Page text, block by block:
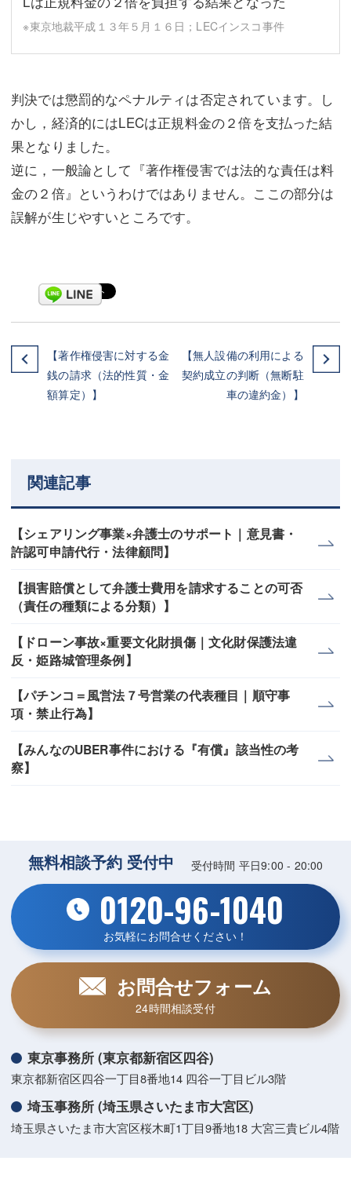
※東京地裁平成１３年５月１６日；LECインスコ事件
判決では懲罰的なペナルティは否定されています。し
かし，経済的にはLECは正規料金の２倍を支払った結
果となりました。
逆に，一般論として『著作権侵害では法的な責任は料
金の２倍』というわけではありません。ここの部分は
誤解が生じやすいところです。
【著作権侵害に対する金
銭の請求（法的性質・金
額算定）】
【無人設備の利用による
契約成立の判断（無断駐
車の違約金）】
関連記事
【シェアリング事業×弁護士のサポート｜意見書・
許認可申請代行・法律顧問】
【損害賠償として弁護士費用を請求することの可否
（責任の種類による分類）】
【ドローン事故×重要文化財損傷｜文化財保護法違
反・姫路城管理条例】
【パチンコ＝風営法７号営業の代表種目｜順守事
項・禁止行為】
【みんなのUBER事件における『有償』該当性の考
察】
無料相談予約 受付中 受付時間 平日9:00 - 20:00
0120-96-1040
お気軽にお問合せください！
お問合せフォーム
24時間相談受付
東京事務所 (東京都新宿区四谷)
東京都新宿区四谷一丁目8番地14 四谷一丁目ビル3階
埼玉事務所 (埼玉県さいたま市大宮区)
埼玉県さいたま市大宮区桜木町1丁目9番地18 大宮三貴ビル4階